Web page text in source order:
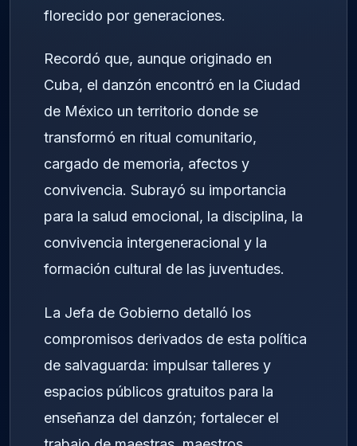
florecido por generaciones.
Recordó que, aunque originado en
Cuba, el danzón encontró en la Ciudad
de México un territorio donde se
transformó en ritual comunitario,
cargado de memoria, afectos y
convivencia. Subrayó su importancia
para la salud emocional, la disciplina, la
convivencia intergeneracional y la
formación cultural de las juventudes.
La Jefa de Gobierno detalló los
compromisos derivados de esta política
de salvaguarda: impulsar talleres y
espacios públicos gratuitos para la
enseñanza del danzón; fortalecer el